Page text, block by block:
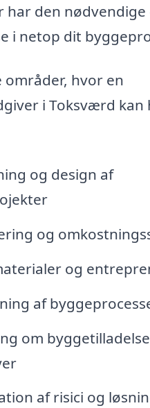
har den
i netop dit
områder, hvor en
i Toksværd kan
og design af
og
og
af
om
af risici og